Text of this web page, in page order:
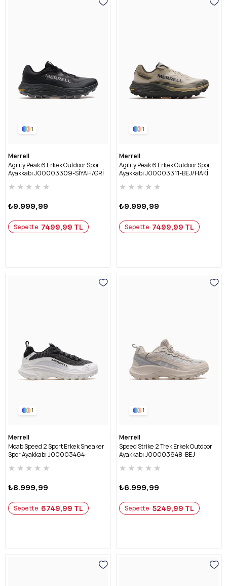
1
Merrell
Agility Peak 6 Erkek Outdoor Spor
Ayakkabı J00003309-SİYAH/GRİ
★ ★ ★ ★ ★
₺9.999,99
Sepette 7499,99 TL
1
Merrell
Agility Peak 6 Erkek Outdoor Spor
Ayakkabı J00003311-BEJ/HAKİ
★ ★ ★ ★ ★
₺9.999,99
Sepette 7499,99 TL
1
Merrell
Moab Speed 2 Sport Erkek Sneaker
Spor Ayakkabı J00003464-
★ ★ ★ ★ ★
₺8.999,99
Sepette 6749,99 TL
1
Merrell
Speed Strike 2 Trek Erkek Outdoor
Ayakkabı J00003648-BEJ
★ ★ ★ ★ ★
₺6.999,99
Sepette 5249,99 TL